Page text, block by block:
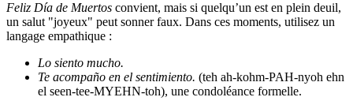
Feliz Día de Muertos convient, mais si quelqu’un est en plein deuil,
un salut "joyeux" peut sonner faux. Dans ces moments, utilisez un
langage empathique :
Lo siento mucho.
Te acompaño en el sentimiento. (teh ah-kohm-PAH-nyoh ehn
el seen-tee-MYEHN-toh), une condoléance formelle.